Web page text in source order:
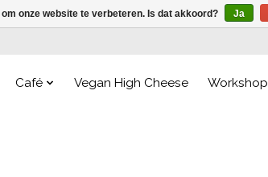
Café Vegan High Cheese Workshop
onze website te verbeteren. Is dat akkoord? Ja